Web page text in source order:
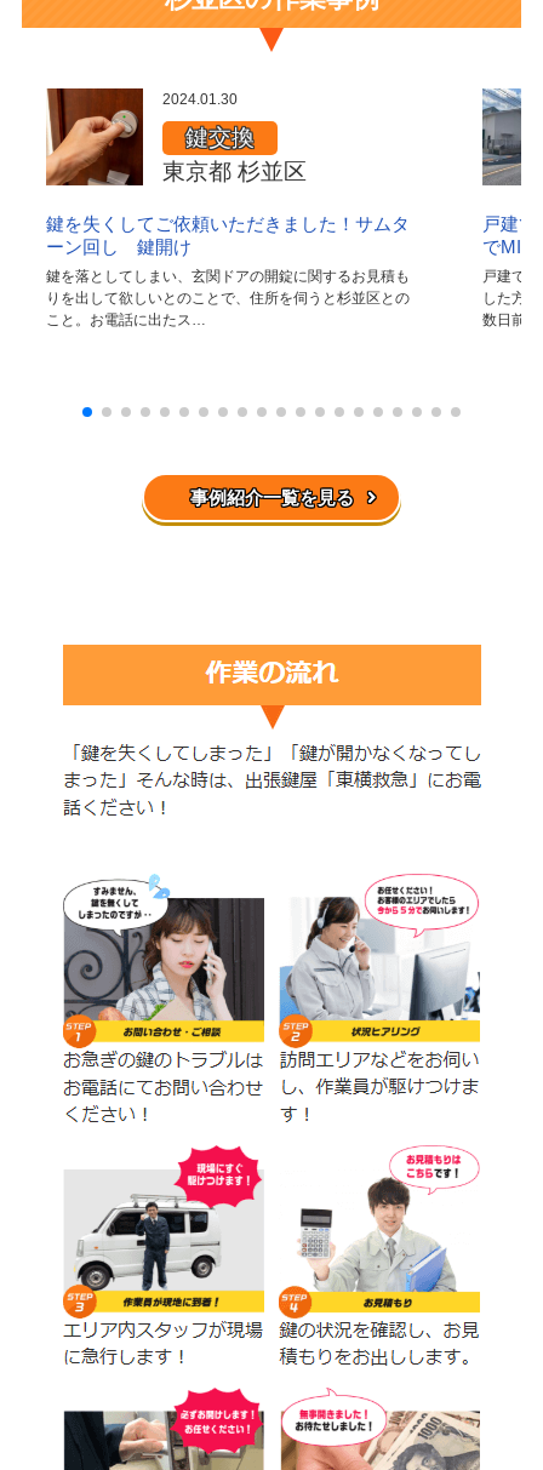
2024.01.30
鍵交換
東京都 杉並区
鍵を失くしてご依頼いただきました！サムタ
ーン回し 鍵開け
鍵を落としてしまい、玄関ドアの開錠に関するお見積も
りを出して欲しいとのことで、住所を伺うと杉並区との
こと。お電話に出たス…
戸建
で
戸建て
した方
数日前
事例紹介一覧を見る